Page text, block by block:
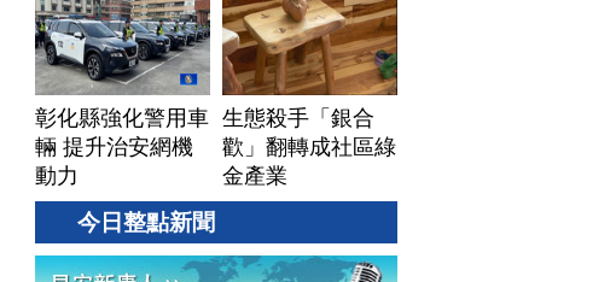
彰化縣強化警用車
輛 提升治安網機
動力
生態殺手「銀合
歡」翻轉成社區綠
金產業
今日整點新聞